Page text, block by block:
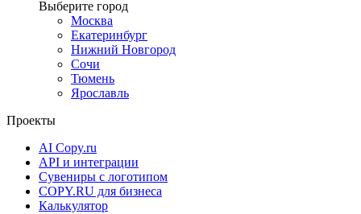
Москва
Екатеринбург
Нижний Новгород
Сочи
Тюмень
Ярославль
Проекты
AI Copy.ru
API и интеграции
Сувениры с логотипом
COPY.RU для бизнеса
Калькулятор